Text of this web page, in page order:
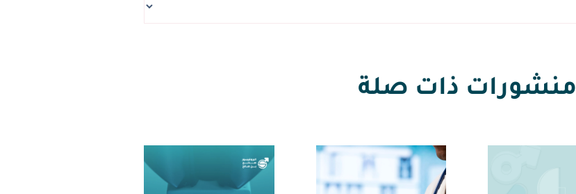
منشورات ذات صلة